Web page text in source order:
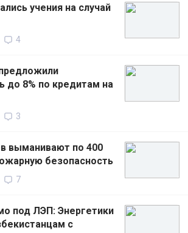
учения на случай
4
до 8% по кредитам на
3
выманивают по 400
безопасность
7
под ЛЭП: Энергетики
с